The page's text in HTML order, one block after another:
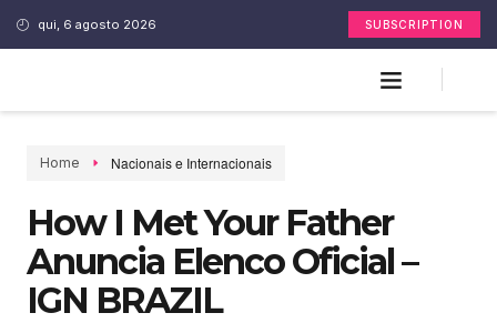
qui, 6 agosto 2026 SUBSCRIPTION
Home Nacionais e Internacionais
How I Met Your Father
Anuncia Elenco Oficial –
IGN BRAZIL